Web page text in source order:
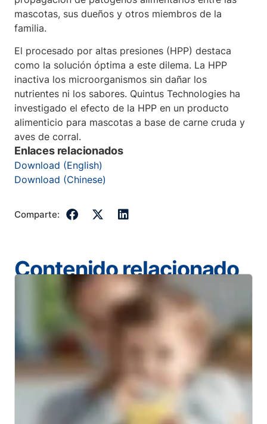
mascotas, sus dueños y otros miembros de la
familia.
El procesado por altas presiones (HPP) destaca
como la solución óptima a este dilema. La HPP
inactiva los microorganismos sin dañar los
nutrientes ni los sabores. Quintus Technologies ha
investigado el efecto de la HPP en un producto
alimenticio para mascotas a base de carne cruda y
aves de corral.
Enlaces relacionados
Download (English)
Download (Chinese)
Comparte:
Contenido relacionado